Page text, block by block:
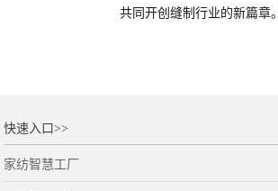
共同开创缝制行业的新篇章。
快速入口>>
家纺智慧工厂